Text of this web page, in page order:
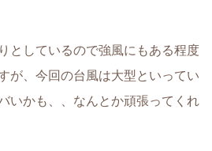
としているので強風にもある程度
が、今回の台風は大型といってい
いかも、、なんとか頑張ってくれ